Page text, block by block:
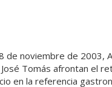
de noviembre de 2003,
José Tomás afrontan el
en la referencia